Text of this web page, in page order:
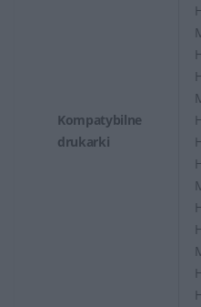
Kompatybilne
drukarki